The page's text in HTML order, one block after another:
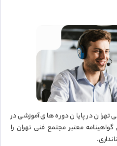
در پایان دوره های آموزشی در
معتبر مجتمع فنی تهران را